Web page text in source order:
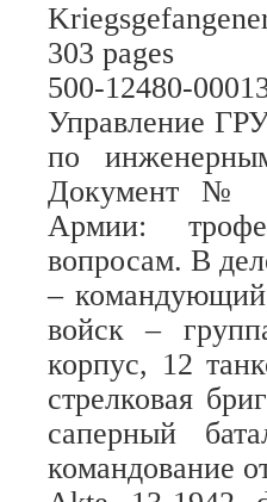
303 pages
500-12480-
Управление
по
Документ №
Армии:
вопросам. В
– командующий
войск –
корпус, 12
стрелковая
саперный
командование